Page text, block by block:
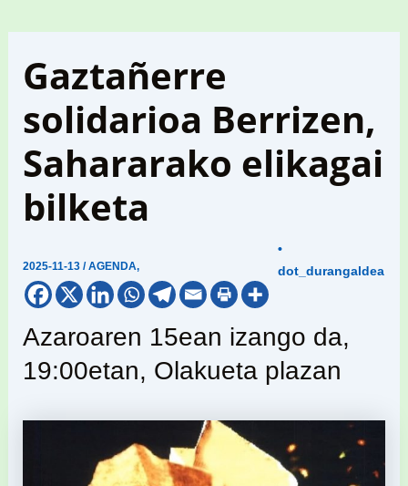
Gaztañerre
solidarioa Berrizen,
Sahararako elikagai
bilketa
2025-11-13/AGENDA,
•
dot_durangaldea
Azaroaren 15ean izango da,
19:00etan, Olakueta plazan